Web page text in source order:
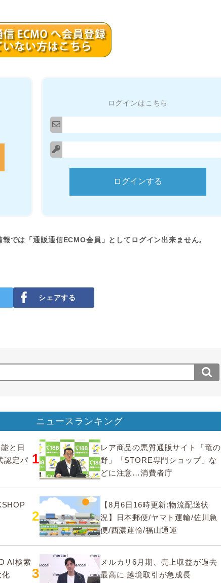
ログインはこちら
では「通販通信ECMO会員」としてログイン出来ません。
シェアする
と日
認定パ
AI検索
化
ニュースランキング
1
レア商品の悪質通販サイト「竜の
野」「STORE専門ショップ」な
どに注意…消費者庁
2
【8月6日16時更新:物流配送状
況】日本郵便/ヤマト運輸/佐川急
便/西濃運輸/福山通運
3
メルカリ6月期、売上収益が過去
最高に 越境取引が急成長